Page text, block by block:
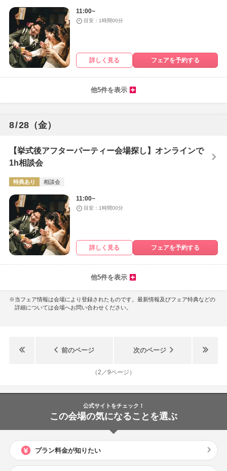
11:00~
目安：1時間00分
詳しく見る フェアを予約する
他5件を表示
8/28 （金）
【挙式後アフターパーティー会場探し】オンラインで
1h相談会
特典あり 相談会
11:00~
目安：1時間00分
詳しく見る フェアを予約する
他5件を表示
※当フェア情報は会場により登録されたものです。最新情報及びフェア特典などの
詳細については会場へお問い合わせください。
前のページ 次のページ
（2 ／9ページ）
公式サイトをチェック！
この会場の気になることを選ぶ
プラン料金が知りたい